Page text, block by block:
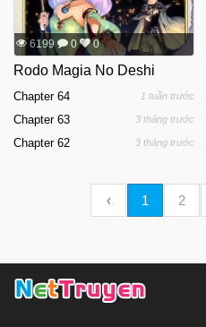
6199 0 0
Rodo Magia No Deshi
Chapter 64 1 tuần trước
Chapter 63 3 tháng trước
Chapter 62 3 tháng trước
‹ 1 2